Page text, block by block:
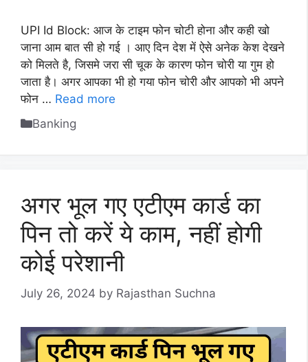
UPI Id Block: आज के टाइम फोन चोटी होना और कही खो
जाना आम बात सी हो गई । आए दिन देश में ऐसे अनेक केश देखने
को मिलते है, जिसमे जरा सी चूक के कारण फोन चोरी या गुम हो
जाता है। अगर आपका भी हो गया फोन चोरी और आपको भी अपने
फोन … Read more
Categories
Banking
अगर भूल गए एटीएम कार्ड का
पिन तो करें ये काम, नहीं होगी
कोई परेशानी
July 26, 2024 by Rajasthan Suchna